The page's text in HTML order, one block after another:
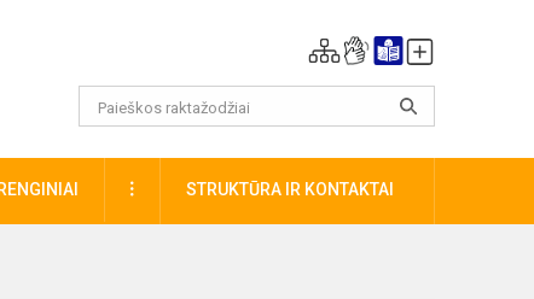
RENGINIAI DAUGIAUSTRUKTŪRA IR KONTAKTAI